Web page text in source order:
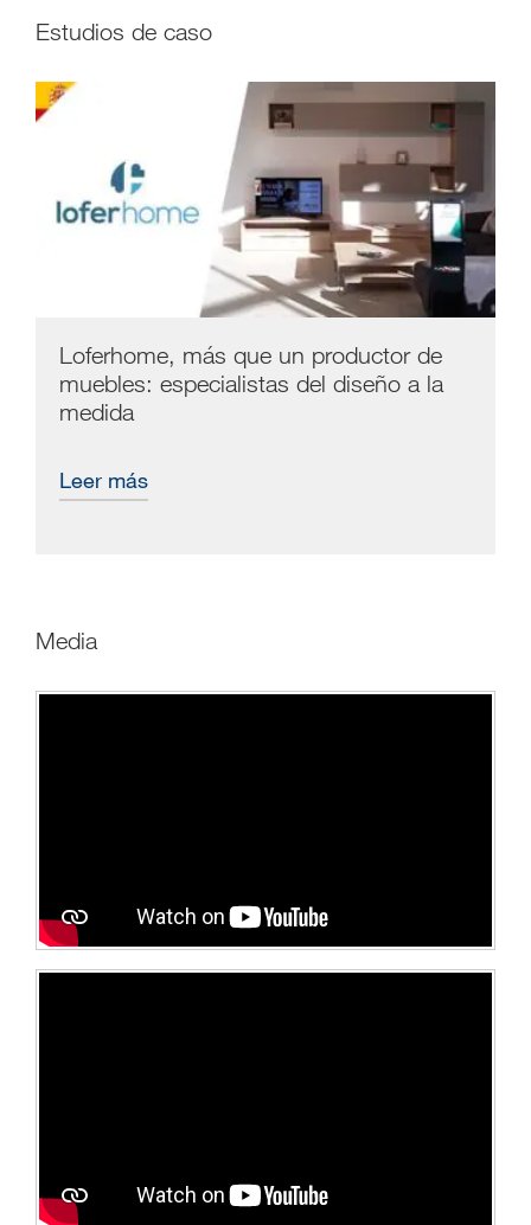
Estudios de caso
Loferhome, más que un productor de
muebles: especialistas del diseño a la
medida
Leer más
media